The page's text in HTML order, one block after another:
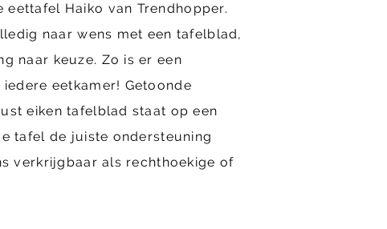
eettafel Haiko van Trendhopper.
naar wens met een tafelblad,
naar keuze. Zo is er een
eetkamer! Getoonde
eiken tafelblad staat op een
tafel de juiste ondersteuning
verkrijgbaar als rechthoekige of